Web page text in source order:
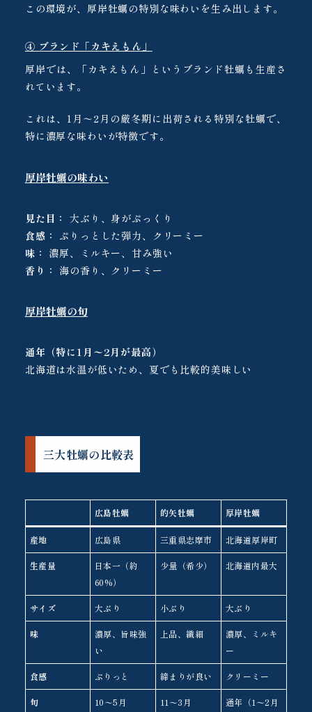
この環境が、厚岸牡蠣の特別な味わいを生み出します。
④ ブランド「カキえもん」
厚岸では、「カキえもん」というブランド牡蠣も生産さ
れています。
これは、1月〜2月の厳冬期に出荷される特別な牡蠣で、
特に濃厚な味わいが特徴です。
厚岸牡蠣の味わい
見た目： 大ぶり、身がぷっくり
食感： ぷりっとした弾力、クリーミー
味： 濃厚、ミルキー、甘み強い
香り： 海の香り、クリーミー
厚岸牡蠣の旬
通年（特に1月〜2月が最高）
北海道は水温が低いため、夏でも比較的美味しい
三大牡蠣の比較表
広島牡蠣 的矢牡蠣 厚岸牡蠣
産地 広島県 三重県志摩市 北海道厚岸町
生産量
日本一（約
60%）
少量（希少） 北海道内最大
サイズ 大ぶり 小ぶり 大ぶり
味
濃厚、旨味強
い
上品、繊細
濃厚、ミルキ
ー
食感 ぷりっと 締まりが良い クリーミー
旬 10〜5月 11〜3月
通年（1〜2月